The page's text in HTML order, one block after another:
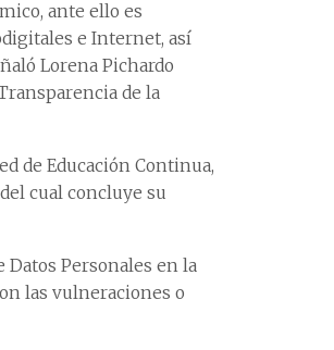
ante ello es
e Internet, así
Lorena Pichardo
de la
de Educación Continua,
cual concluye su
Datos Personales en la
las vulneraciones o